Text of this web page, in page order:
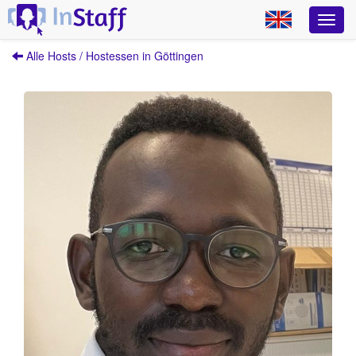
Alle Hosts / Hostessen in Göttingen